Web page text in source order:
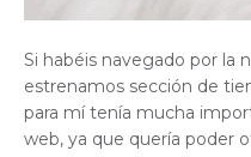
Si habéis navegado por la
estrenamos sección de
para mí tenía mucha
web, ya que quería poder